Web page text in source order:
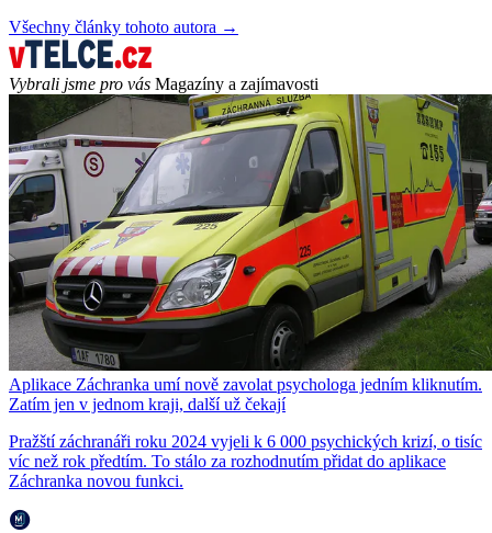
Všechny články tohoto autora →
Vybrali jsme pro vás Magazíny a zajímavosti
Aplikace Záchranka umí nově zavolat psychologa jedním kliknutím.
Zatím jen v jednom kraji, další už čekají
Pražští záchranáři roku 2024 vyjeli k 6 000 psychických krizí, o tisíc
víc než rok předtím. To stálo za rozhodnutím přidat do aplikace
Záchranka novou funkci.